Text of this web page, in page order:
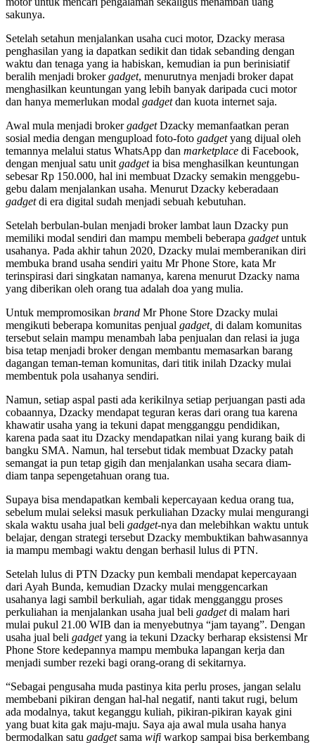
sakunya.
Setelah setahun menjalankan usaha cuci motor, Dzacky merasa
penghasilan yang ia dapatkan sedikit dan tidak sebanding dengan
waktu dan tenaga yang ia habiskan, kemudian ia pun berinisiatif
beralih menjadi brokergadget, menurutnya menjadi broker dapat
menghasilkan keuntungan yang lebih banyak daripada cuci motor
dan hanya memerlukan modal gadgetdan kuota internet saja.
Awal mula menjadi brokergadgetDzacky memanfaatkan peran
sosial media dengan mengupload foto-foto gadgetyang dijual oleh
temannya melalui status WhatsApp dan marketplace di Facebook,
dengan menjual satu unit gadgetia bisa menghasilkan keuntungan
sebesar Rp 150.000, hal ini membuat Dzacky semakin menggebu-
gebu dalam menjalankan usaha. Menurut Dzacky keberadaan
gadgetdi era digital sudah menjadi sebuah kebutuhan.
Setelah berbulan-bulan menjadi broker lambat laun Dzacky pun
memiliki modal sendiri dan mampu membeli beberapa gadgetuntuk
usahanya. Pada akhir tahun 2020, Dzacky mulai memberanikan diri
membuka brand usaha sendiri yaitu Mr Phone Store, kata Mr
terinspirasi dari singkatan namanya, karena menurut Dzacky nama
yang diberikan oleh orang tua adalah doa yang mulia.
Untuk mempromosikan brand Mr Phone Store Dzacky mulai
mengikuti beberapa komunitas penjual gadget, di dalam komunitas
tersebut selain mampu menambah laba penjualan dan relasi ia juga
bisa tetap menjadi broker dengan membantu memasarkan barang
dagangan teman-teman komunitas, dari titik inilah Dzacky mulai
membentuk pola usahanya sendiri.
Namun, setiap aspal pasti ada kerikilnya setiap perjuangan pasti ada
cobaannya, Dzacky mendapat teguran keras dari orang tua karena
khawatir usaha yang ia tekuni dapat mengganggu pendidikan,
karena pada saat itu Dzacky mendapatkan nilai yang kurang baik di
bangku SMA. Namun, hal tersebut tidak membuat Dzacky patah
semangat ia pun tetap gigih dan menjalankan usaha secara diam-
diam tanpa sepengetahuan orang tua.
Supaya bisa mendapatkan kembali kepercayaan kedua orang tua,
sebelum mulai seleksi masuk perkuliahan Dzacky mulai mengurangi
skala waktu usaha jual beli gadget-nya dan melebihkan waktu untuk
belajar, dengan strategi tersebut Dzacky membuktikan bahwasannya
ia mampu membagi waktu dengan berhasil lulus di PTN.
Setelah lulus di PTN Dzacky pun kembali mendapat kepercayaan
dari Ayah Bunda, kemudian Dzacky mulai menggencarkan
usahanya lagi sambil berkuliah, agar tidak mengganggu proses
perkuliahan ia menjalankan usaha jual beli gadgetdi malam hari
mulai pukul 21.00 WIB dan ia menyebutnya “jam tayang”. Dengan
usaha jual beli gadgetyang ia tekuni Dzacky berharap eksistensi Mr
Phone Store kedepannya mampu membuka lapangan kerja dan
menjadi sumber rezeki bagi orang-orang di sekitarnya.
“Sebagai pengusaha muda pastinya kita perlu proses, jangan selalu
membebani pikiran dengan hal-hal negatif, nanti takut rugi, belum
ada modalnya, takut keganggu kuliah, pikiran-pikiran kayak gini
yang buat kita gak maju-maju. Saya aja awal mula usaha hanya
bermodalkan satu gadgetsama wifi warkop sampai bisa berkembang